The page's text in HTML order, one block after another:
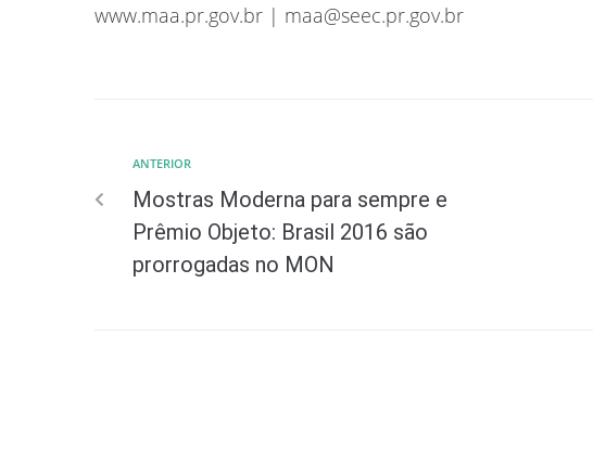
www.maa.pr.gov.br | maa@seec.pr.gov.br
ANTERIOR
Mostras Moderna para sempre e
Prêmio Objeto: Brasil 2016 são
prorrogadas no MON